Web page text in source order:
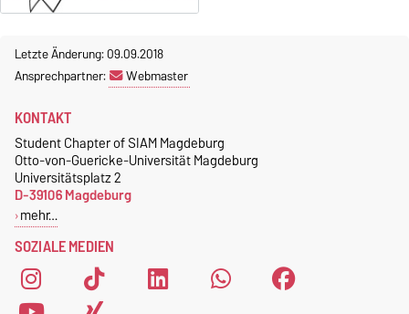
magdeburg.nerdnite.com
Wir sind ständig auf derSuche
nach Referenten. Wenn ihr
Interesse oder Fragen habt,
dann schreibt uns an
magdeburg@nerdnite.com
sind herzlich willkommen! Die
kostenlos.
Mitglieder des Chapters eine
kostenlose SIAM-
Mitgliedschaft.
Um dich als Mitglied des
Student Chapters of SIAM
Magdeburg zu registrieren,
fülle einfach das
Anmeldeformular
Letzte Änderung: 09.09.2018
Ansprechpartner:
Webmaster
SOZIALE MEDIEN
KONTAKT
Student Chapter of SIAM Magdeburg
Otto-von-Guericke-Universität Magdeburg
Universitätsplatz 2
D-39106 Magdeburg
mehr…